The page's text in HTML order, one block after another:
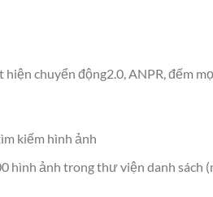
hiện chuyển động2.0, ANPR, đếm
kiếm hình ảnh
hình ảnh trong thư viện danh sách